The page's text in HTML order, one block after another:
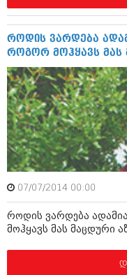
გვარები
თემიდას სასწორი
იუმორი
კალეიდოსკოპი
ჰოროსკოპი და
კრიმინალი
სახალისო ამბები
შოუბიზნესი
კალეიდოსკოპი
ჰოროსკოპი და
კრიმინალი
რომანი და
სახალისო ამბები
შოუბიზნესი
დაიჯესტი
ქალი და მამაკაცი
როდის ვარდება
როგორ მოჰყავს მას
07/07/2014 00:00
როდის ვარდება
მოჰყავს მას მაცდური